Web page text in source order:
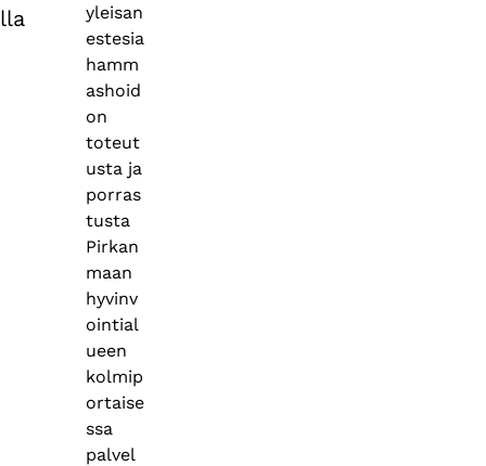
lla
yleisan
estesia
hamm
ashoid
on
toteut
usta ja
porras
tusta
Pirkan
maan
hyvinv
ointial
ueen
kolmip
ortaise
ssa
palvel